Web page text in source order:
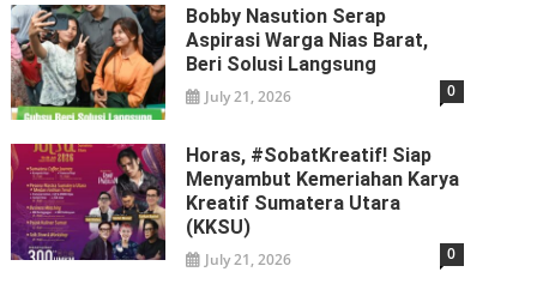
Bobby Nasution Serap
Aspirasi Warga Nias Barat,
Beri Solusi Langsung
July 21, 2026 0
Horas, #SobatKreatif! Siap
Menyambut Kemeriahan Karya
Kreatif Sumatera Utara
(KKSU)
July 21, 2026 0